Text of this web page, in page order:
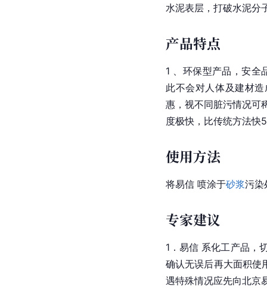
水泥表层，打破水泥分
产品特点
1 、环保型产品，安全
此不会对人体及建材
惠，视不同脏污情况可
度极快，比传统方法快
使用方法
将易信 喷涂于砂浆污染
专家建议
1．易信 系化工产品，
确认无误后再大面积使
遇特殊情况应先向北京